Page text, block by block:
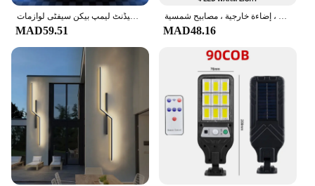
لیڈ کار ایمرجنسی لائٹ ٹارچ مقناطیسی انڈکشن اسٹروب روڈ ایکسیڈنٹ لیمپ بیکن سیفٹی لوازمات
MAD59.51
مصباح جداري مقاوم للماء يعمل بالطاقة الشمسية ، إضاءة لأعلى ولأسفل ، إضاءة ، منزل ، حديقة ، ديكور ساحة ، إضاءة خارجية ، مصابيح شمسية
MAD48.16